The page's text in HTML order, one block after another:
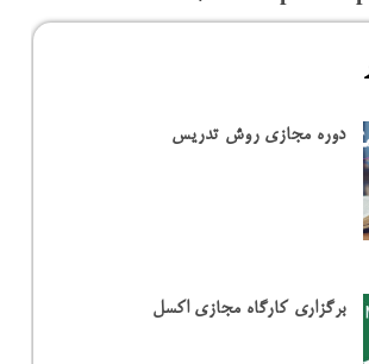
دوره مجازی روش تدریس
برگزاری کارگاه مجازی اکسل